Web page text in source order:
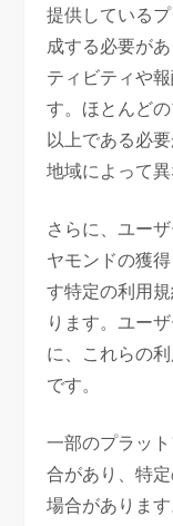
提供している
成する必要が
ティビティや
す。ほとんど
以上である必
地域によって異
さらに、ユー
ヤモンドの獲
す特定の利用
ります。ユー
に、これらの
です。
一部のプラッ
合があり、特
場合がありま